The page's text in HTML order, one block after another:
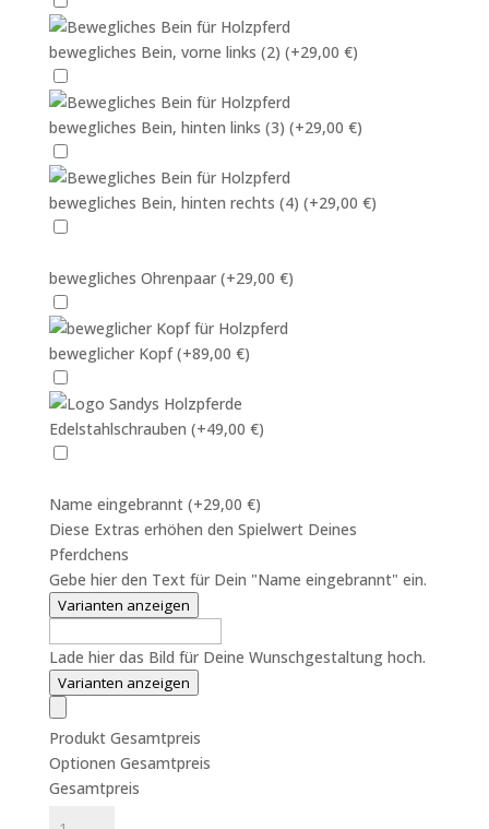
bewegliches Bein, vorne links (2) (+29,00 €)
bewegliches Bein, hinten links (3) (+29,00 €)
bewegliches Bein, hinten rechts (4) (+29,00 €)
bewegliches Ohrenpaar (+29,00 €)
beweglicher Kopf(+89,00 €)
Edelstahlschrauben (+49,00 €)
Name eingebrannt (+29,00 €)
Diese Extras erhöhen den Spielwert Deines
Pferdchens
Gebe hier den Text für Dein "Name eingebrannt" ein.
Varianten anzeigen
Lade hier das Bild für Deine Wunschgestaltung hoch.
Varianten anzeigen
Produkt Gesamtpreis
Optionen Gesamtpreis
Gesamtpreis